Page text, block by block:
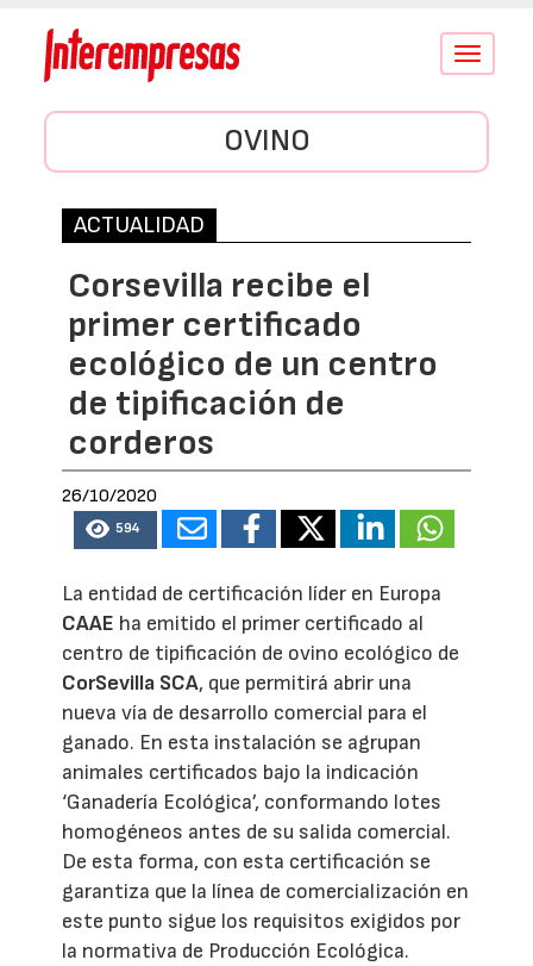
Conmutar
OVINO
ACTUALIDAD
Corsevilla recibe el
primer certificado
ecológico de un centro
de tipificación de
corderos
26/10/2020
594
La entidad de certificación líder en Europa
CAAE ha emitido el primer certificado al
centro de tipificación de ovino ecológico de
CorSevilla SCA, que permitirá abrir una
nueva vía de desarrollo comercial para el
ganado. En esta instalación se agrupan
animales certificados bajo la indicación
‘Ganadería Ecológica’, conformando lotes
homogéneos antes de su salida comercial.
De esta forma, con esta certificación se
garantiza que la línea de comercialización en
este punto sigue los requisitos exigidos por
la normativa de Producción Ecológica.